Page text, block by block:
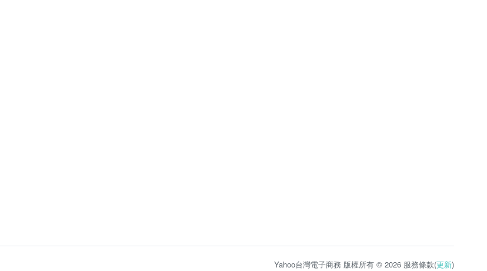
Yahoo台灣電子商務 版權所有 © 2026 服務條款(更新)